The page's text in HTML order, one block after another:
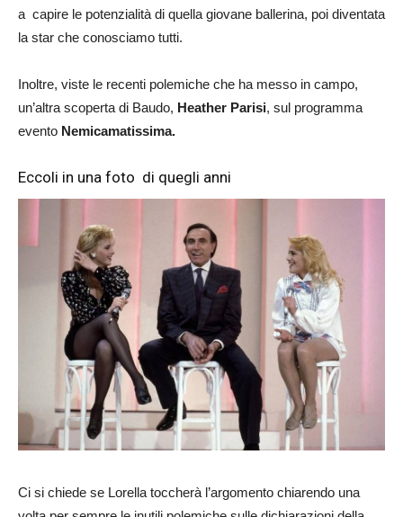
a capire le potenzialità di quella giovane ballerina, poi diventata
la star che conosciamo tutti.
Inoltre, viste le recenti polemiche che ha messo in campo,
un’altra scoperta di Baudo, Heather Parisi, sul programma
evento Nemicamatissima.
Eccoli in una foto di quegli anni
Ci si chiede se Lorella toccherà l’argomento chiarendo una